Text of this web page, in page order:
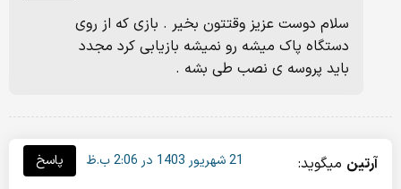
سلام دوست عزیز وقتتون بخیر . بازی که از روی
دستگاه پاک میشه رو نمیشه بازیابی کرد مجدد
باید پروسه ی نصب طی بشه .
آرتین میگوید:
21 شهریور 1403 در 2:06 ب.ظ پاسخ